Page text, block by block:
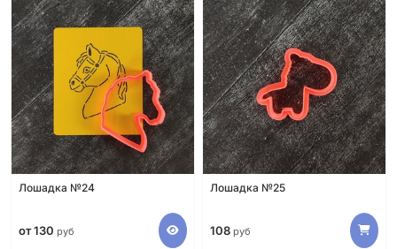
Лошадка №24
от 130 руб
Лошадка №25
108 руб